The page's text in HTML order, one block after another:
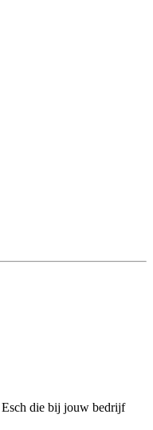
die bij jouw bedrijf